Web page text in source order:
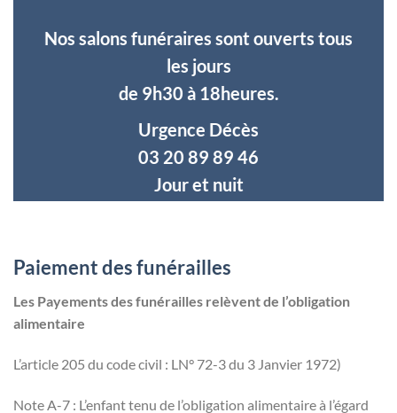
Nos salons funéraires sont ouverts tous
les jours
de 9h30 à 18heures.
Urgence Décès
03 20 89 89 46
Jour et nuit
Paiement des funérailles
Les Payements des funérailles relèvent de l’obligation
alimentaire
L’article 205 du code civil : LN° 72-3 du 3 Janvier 1972)
Note A-7 : L’enfant tenu de l’obligation alimentaire à l’égard